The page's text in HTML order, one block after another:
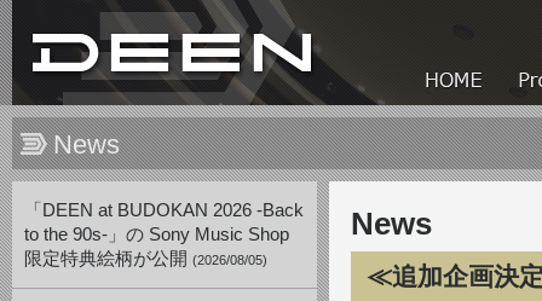
News
「DEEN at BUDOKAN 2026 -Back
to the 90s-」の Sony Music Shop
限定特典絵柄が公開 (2026/08/05)
News
≪追加企画決